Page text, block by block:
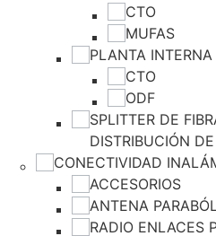
CTO
MUFAS
PLANTA INTERNA
CTO
ODF
SPLITTER DE
DISTRIBUCIÓN
CONECTIVIDAD
ACCESORIOS
ANTENA
RADIO ENLACES